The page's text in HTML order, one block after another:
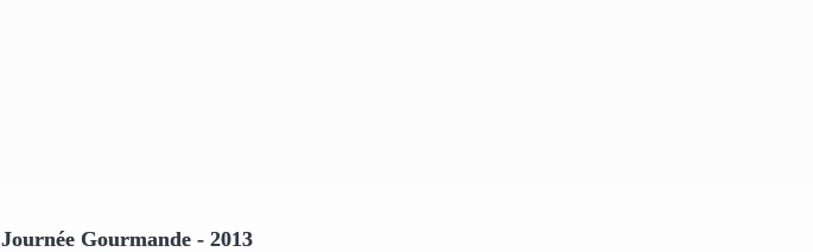
Journée Gourmande - 2013